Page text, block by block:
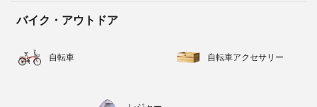
バイク・アウトドア
自転車 自転車アクセサリー